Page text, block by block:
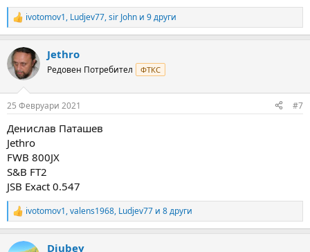
R
e
c
t
i
s
ivotomov1, Ludjev77,sir John и 9 други
Jethro
Редовен Потребител ФТКС
25 Февруари 2021 #7
Денислав Паташев
Jethro
FWB 800JX
S&B FT2
JSB Exact 0.547
R
e
c
ivotomov1,valens1968, Ludjev77 и 8 други
Djubey